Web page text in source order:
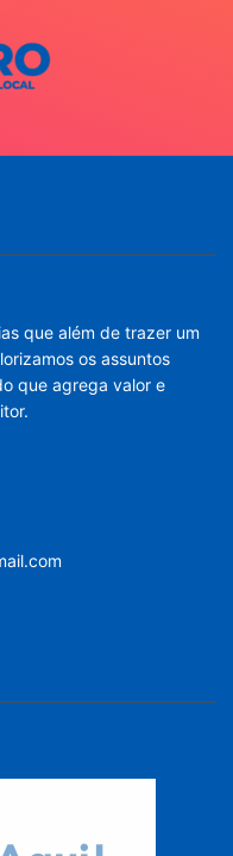
que além de trazer um
os assuntos
que agrega valor e